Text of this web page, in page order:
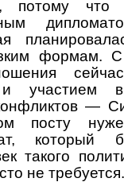
потому что
формам. С
участием в
—
посту
который
такого
не требуется.